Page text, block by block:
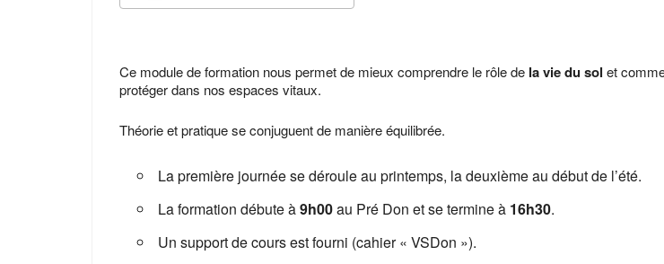
Ce module de formation nous permet de mieux comprendre le rôle de la vie du sol et
protéger dans nos espaces vitaux.
Théorie et pratique se conjuguent de manière équilibrée.
La première journée se déroule au printemps, la deuxième au début de l’été.
La formation débute à9h00au Pré Don et se termine à 16h30.
Un support de cours est fourni (cahier « VSDon »).